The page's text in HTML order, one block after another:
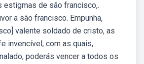
estigmas de são francisco,.
a são francisco. Empunha,
valente soldado de cristo, as
invencível, com as quais,
poderás vencer a todos os